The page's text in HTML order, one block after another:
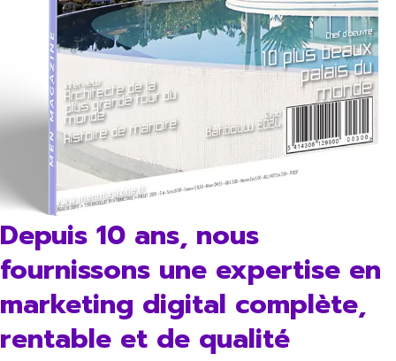
Depuis 10 ans, nous
fournissons une expertise en
marketing digital complète,
rentable et de qualité